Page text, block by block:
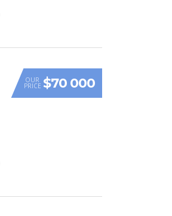
OUR
PRICE $70 000